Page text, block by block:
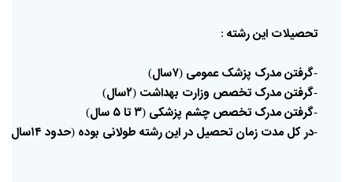
تحصیلات اینرشته :
-گرفتنمدرک پزشک عمومی (۷سال
)
-گرفتنمدرک تخصص وزارت بهداشت (۲سال
)
-گرفتنمدرک تخصص چشم پزشکی (۳تا۵ سال)
-درکل مدت زمان تحصیل دراینرشته طولانی بوده (حدود ۱۴سال